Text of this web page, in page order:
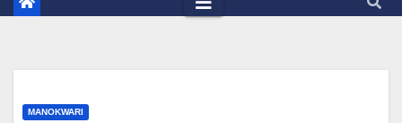
MANOKWARI